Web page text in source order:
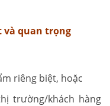
và quan trọng
riêng biệt, hoặc
trường/khách hàng